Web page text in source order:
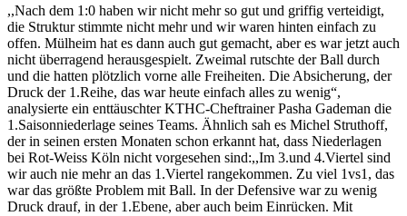
,,Nach dem 1:0 haben wir nicht mehr so gut und griffig verteidigt,
die Struktur stimmte nicht mehr und wir waren hinten einfach zu
offen. Mülheim hat es dann auch gut gemacht, aber es war jetzt auch
nicht überragend herausgespielt. Zweimal rutschte der Ball durch
und die hatten plötzlich vorne alle Freiheiten. Die Absicherung, der
Druck der 1.Reihe, das war heute einfach alles zu wenig“,
analysierte ein enttäuschter KTHC-Cheftrainer Pasha Gademan die
1.Saisonniederlage seines Teams. Ähnlich sah es Michel Struthoff,
der in seinen ersten Monaten schon erkannt hat, dass Niederlagen
bei Rot-Weiss Köln nicht vorgesehen sind:,,Im 3.und 4.Viertel sind
wir auch nie mehr an das 1.Viertel rangekommen. Zu viel 1vs1, das
war das größte Problem mit Ball. In der Defensive war zu wenig
Druck drauf, in der 1.Ebene, aber auch beim Einrücken. Mit